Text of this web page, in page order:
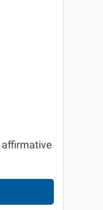
affirmative